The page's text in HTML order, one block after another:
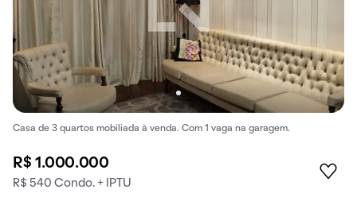
Casa de 3 quartos mobiliada à venda. Com 1 vaga na garagem.
R$ 1.000.000
R$ 540 Condo. + IPTU